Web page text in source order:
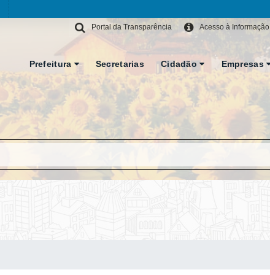
Acesso à Informação
Portal da Transparência
Prefeitura Secretarias Cidadão Empresas